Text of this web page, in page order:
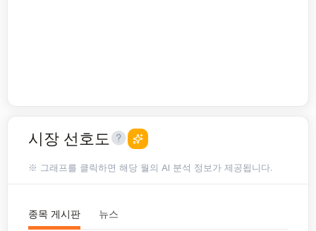
시장 선호도
※ 그래프를 클릭하면 해당 월의 AI 분석 정보가 제공됩니다.
종목 게시판 뉴스